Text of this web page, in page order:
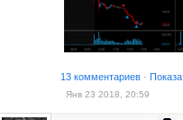
13 комментариев ·
Янв 23 2018, 20:59